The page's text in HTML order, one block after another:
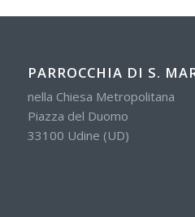
PARROCCHIA DI S.
nella Chiesa Metropolitana
Piazza del Duomo
33100 Udine (UD)